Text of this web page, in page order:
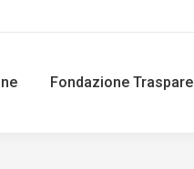
Fondazione